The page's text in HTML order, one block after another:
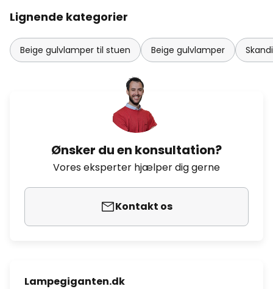
Lignende kategorier
Beige gulvlamper til stuen Beige gulvlamper
Ønsker du en konsultation?
Vores eksperter hjælper dig gerne
Kontakt os
Lampegiganten.dk